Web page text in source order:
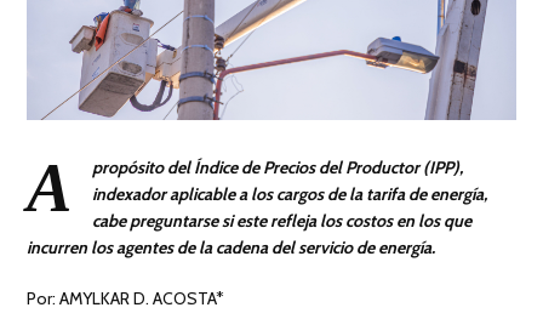
A
propósito del Índice de Precios del Productor (IPP),
indexador aplicable a los cargos de la tarifa de energía,
cabe preguntarse si este refleja los costos en los que
incurren los agentes de la cadena del servicio de energía.
Por: AMYLKAR D. ACOSTA*